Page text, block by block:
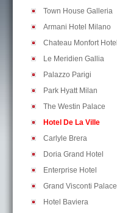
Town House Galleria
Armani Hotel Milano
Chateau Monfort Hotel
Le Meridien Gallia
Palazzo Parigi
Park Hyatt Milan
The Westin Palace
Hotel De La Ville
Carlyle Brera
Doria Grand Hotel
Enterprise Hotel
Grand Visconti Palace
Hotel Baviera